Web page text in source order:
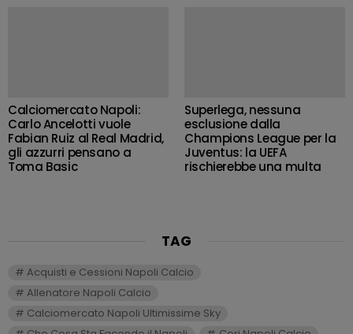
Calciomercato Napoli:
Carlo Ancelotti vuole
Fabian Ruiz al Real Madrid,
gli azzurri pensano a
Toma Basic
Superlega, nessuna
esclusione dalla
Champions League per la
Juventus: la UEFA
rischierebbe una multa
TAG
Acquisti e Cessioni Napoli Calcio
Allenatore Napoli Calcio
Calciomercato Napoli Ultimissime Sky